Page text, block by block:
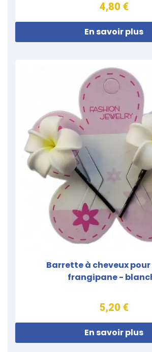
4,80 €
En savoir plus
Barrette à cheveux
frangipane -
5,20 €
En savoir plus